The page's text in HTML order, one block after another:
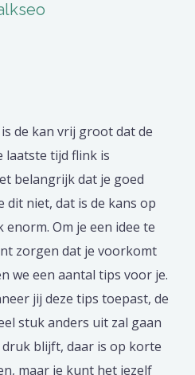
de kan vrij groot dat de
laatste tijd flink is
belangrijk dat je goed
dit niet, dat is de kans op
Om je een idee te
zorgen dat je voorkomt
we een aantal tips voor je.
jij deze tips toepast, de
stuk anders uit zal gaan
blijft, daar is op korte
maar je kunt het jezelf